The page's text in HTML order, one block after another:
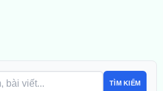
TÌM KIẾM